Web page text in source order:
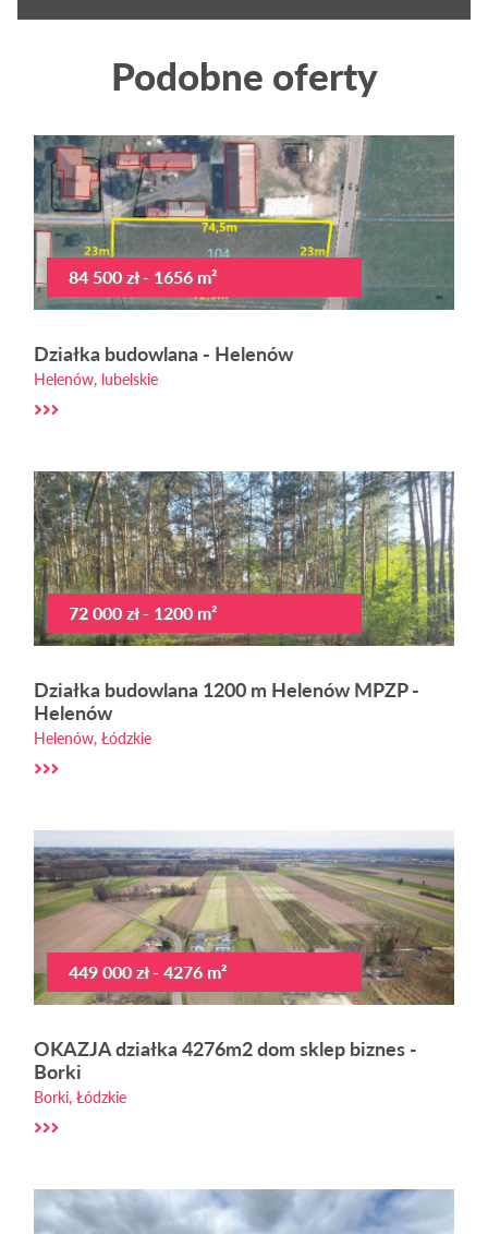
Podobne oferty
84 500 zł - 1656 m²
Działka budowlana - Helenów
Helenów, lubelskie
72 000 zł - 1200 m²
Działka budowlana 1200 m Helenów MPZP -
Helenów
Helenów, Łódzkie
449 000 zł - 4276 m²
OKAZJA działka 4276m2 dom sklep biznes -
Borki
Borki, Łódzkie